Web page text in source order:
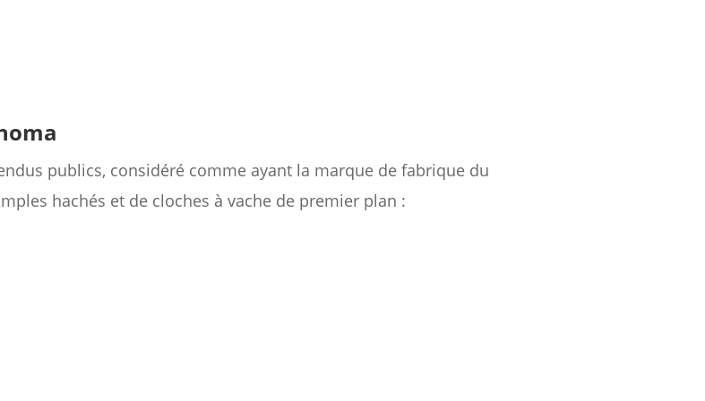
publics, considéré comme ayant la marque de fabrique du
hachés et de cloches à vache de premier plan :